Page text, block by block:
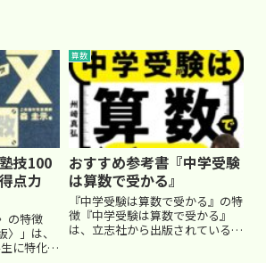
技100
点力
の特徴
〉」は、
に特化し
算数
おすすめ参考書『中学受験
は算数で受かる』
『中学受験は算数で受かる』の特
徴『中学受験は算数で受かる』
は、立志社から出版されている中